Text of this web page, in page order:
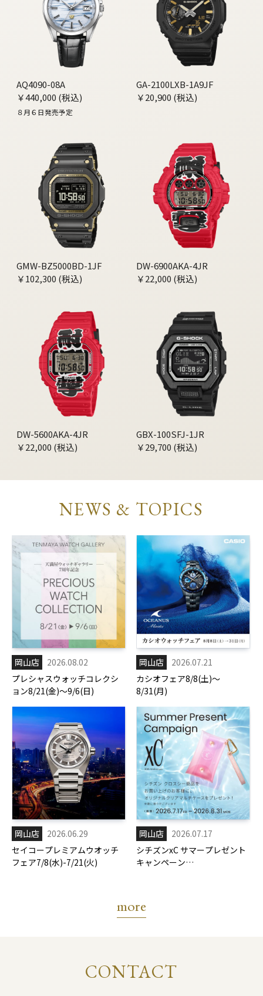
AQ4090-08A
￥440,000 (税込)
８月６日発売予定
GA-2100LXB-1A9JF
￥20,900 (税込)
GMW-BZ5000BD-1JF
￥102,300 (税込)
DW-6900AKA-4JR
￥22,000 (税込)
DW-5600AKA-4JR
￥22,000 (税込)
GBX-100SFJ-1JR
￥29,700 (税込)
NEWS & TOPICS
岡山店
2026.08.02
プレシャスウォッチコレクシ
ョン8/21(金)～9/6(日)
岡山店
2026.07.21
カシオフェア8/8(土)～
8/31(月)
岡山店
2026.06.29
セイコープレミアムウオッチ
フェア7/8(水)-7/21(火)
岡山店
2026.07.17
シチズンxC サマープレゼント
キャンペーン
more
CONTACT